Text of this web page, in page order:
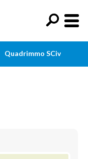
Quadrimmo SCiv